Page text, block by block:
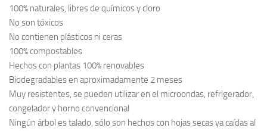
100% naturales, libres de químicos y cloro
No son tóxicos
No contienen plásticos ni ceras
100% compostables
Hechos con plantas 100% renovables
Biodegradables en aproximadamente 2 meses
Muy resistentes, se pueden utilizar en el microondas, refrigerador,
congelador y horno convencional
Ningún árbol es talado, sólo son hechos con hojas secas ya caídas al